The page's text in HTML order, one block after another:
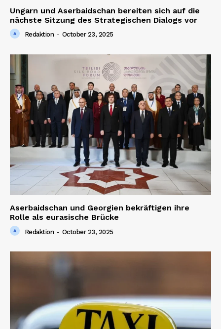
Ungarn und Aserbaidschan bereiten sich auf die
nächste Sitzung des Strategischen Dialogs vor
Redaktion - October 23, 2025
Aserbaidschan und Georgien bekräftigen ihre
Rolle als eurasische Brücke
Redaktion - October 23, 2025